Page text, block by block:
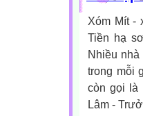
Xóm Mít -
Tiền hạ
Nhiều
trong mỗi
còn gọi là
Lâm -